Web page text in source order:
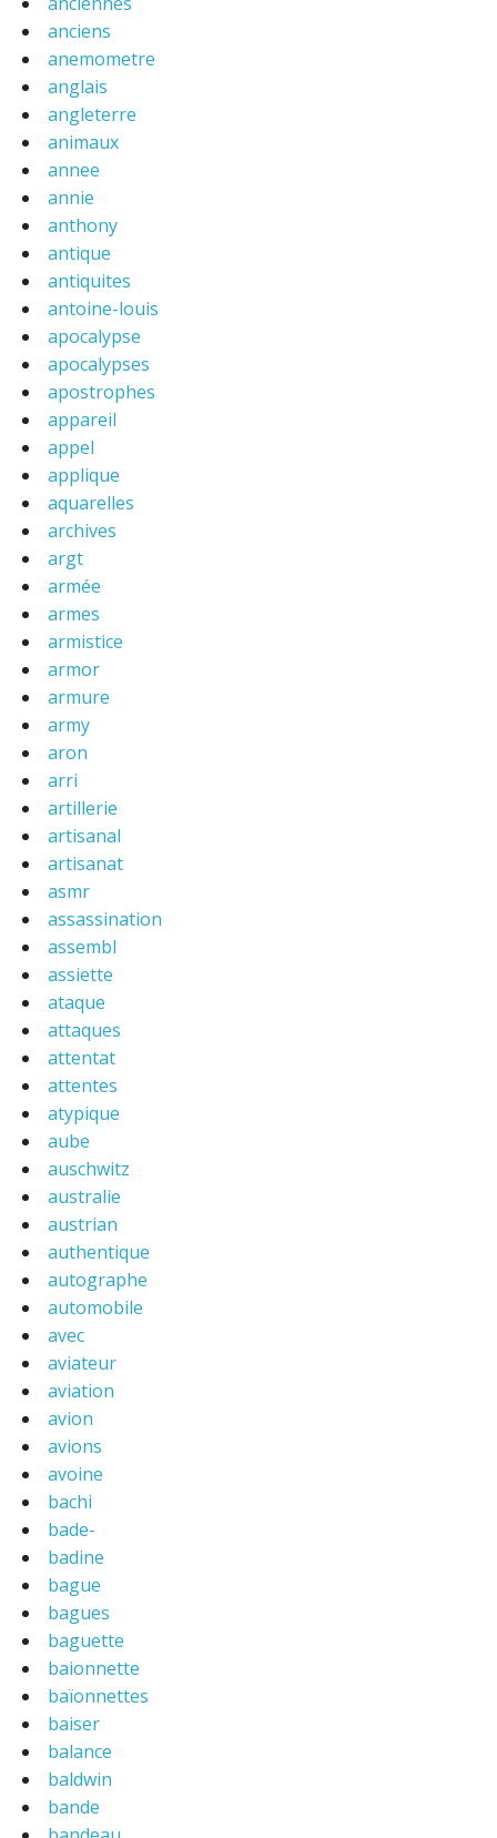
anciens
anemometre
anglais
angleterre
animaux
annee
annie
anthony
antique
antiquites
antoine-louis
apocalypse
apocalypses
apostrophes
appareil
appel
applique
aquarelles
archives
argt
armée
armes
armistice
armor
armure
army
aron
arri
artillerie
artisanal
artisanat
asmr
assassination
assembl
assiette
ataque
attaques
attentat
attentes
atypique
aube
auschwitz
australie
austrian
authentique
autographe
automobile
avec
aviateur
aviation
avion
avions
avoine
bachi
bade-
badine
bague
bagues
baguette
baionnette
baïonnettes
baiser
balance
baldwin
bande